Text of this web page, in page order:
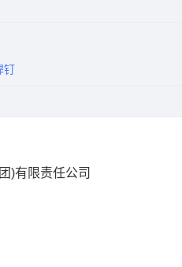
)有限责任公司